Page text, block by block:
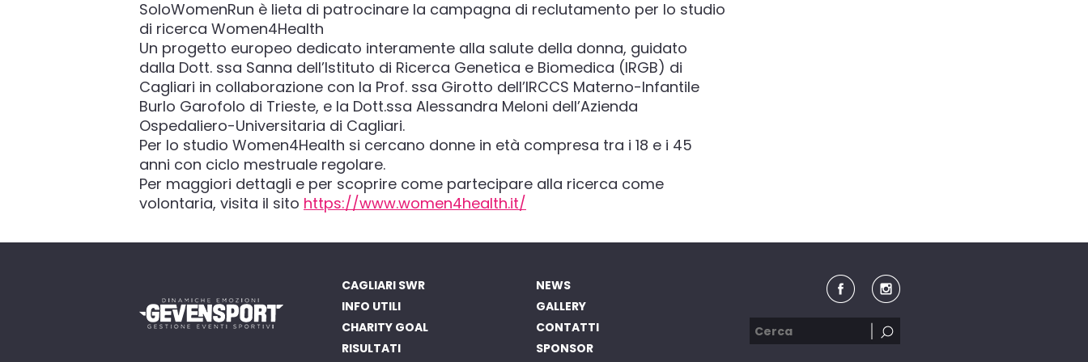
SoloWomenRun è lieta di patrocinare la campagna di reclutamento per lo studio
di ricerca Women4Health
Un progetto europeo dedicato interamente alla salute della donna, guidato
dalla Dott. ssa Sanna dell’Istituto di Ricerca Genetica e Biomedica (IRGB) di
Cagliari in collaborazione con la Prof. ssa Girotto dell’IRCCS Materno-Infantile
Burlo Garofolo di Trieste, e la Dott.ssa Alessandra Meloni dell’Azienda
Ospedaliero-Universitaria di Cagliari.
Per lo studio Women4Health si cercano donne in età compresa tra i 18 e i 45
anni con ciclo mestruale regolare.
Per maggiori dettagli e per scoprire come partecipare alla ricerca come
volontaria, visita il sito https://www.women4health.it/
CAGLIARI SWR
INFO UTILI
CHARITY GOAL
RISULTATI
NEWS
GALLERY
CONTATTI
SPONSOR